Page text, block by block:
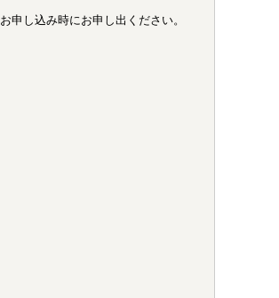
し込み時にお申し出ください。